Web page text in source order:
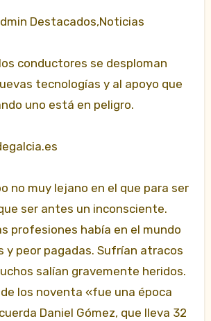
Destacados,Noticias
conductores se desploman
tecnologías y al apoyo que
uno está en peligro.
no muy lejano en el que para ser
ser antes un inconsciente.
profesiones había en el mundo
y peor pagadas. Sufrían atracos
salían gravemente heridos.
los noventa «fue una época
Daniel Gómez, que lleva 32